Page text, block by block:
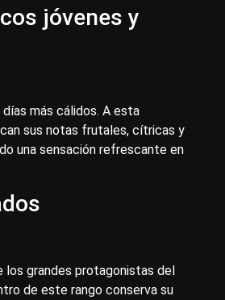
jóvenes y
más cálidos. A esta
sus notas frutales, cítricas y
una sensación refrescante en
los grandes protagonistas del
de este rango conserva su